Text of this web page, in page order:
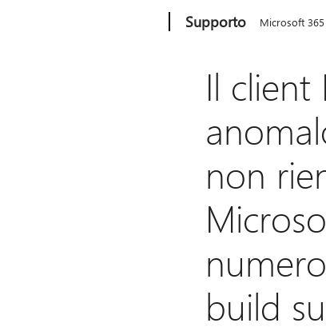
Supporto Microsoft 365
Il
non
build